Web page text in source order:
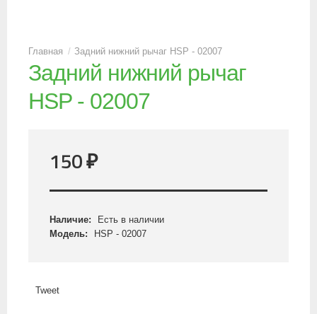
Задний нижний рычаг HSP - 02007
Задний нижний рычаг
HSP - 02007
150₽
Наличие:
Есть в наличии
Модель:
HSP - 02007
Tweet